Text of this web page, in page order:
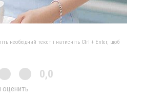
необхідний текст і натисніть Ctrl + Enter, щоб
0,0
оценить